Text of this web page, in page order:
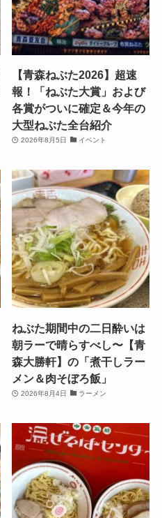
【青森ねぶた2026】超速
報！「ねぶた大賞」および
各賞がついに確定＆今年の
大型ねぶた全台紹介
2026年8月5日 イベント
ねぶた期間中の二日酔いは
朝ラーで晴らすべし〜【青
森大勝軒】の「煮干しラー
メン＆肉そぼろ飯」
2026年8月4日 ラーメン